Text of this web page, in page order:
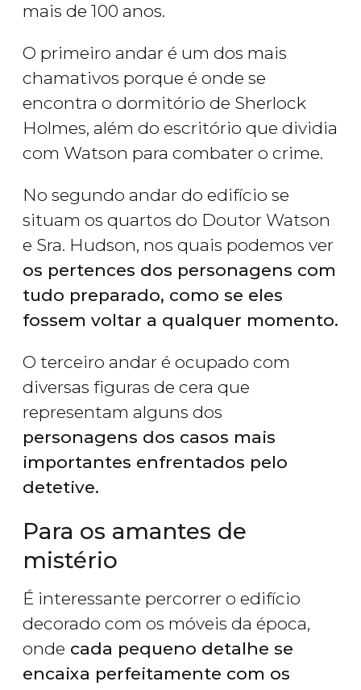
mais de 100 anos.
O primeiro andar é um dos mais
chamativos porque é onde se
encontra o dormitório de Sherlock
Holmes, além do escritório que dividia
com Watson para combater o crime.
No segundo andar do edifício se
situam os quartos do Doutor Watson
e Sra. Hudson, nos quais podemos ver
os pertences dos personagens com
tudo preparado, como se eles
fossem voltar a qualquer momento.
O terceiro andar é ocupado com
diversas figuras de cera que
representam alguns dos
personagens dos casos mais
importantes enfrentados pelo
detetive.
Para os amantes de
mistério
É interessante percorrer o edifício
decorado com os móveis da época,
onde cada pequeno detalhe se
encaixa perfeitamente com os